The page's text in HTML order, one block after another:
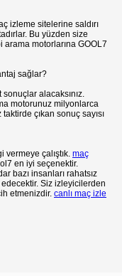
izleme sitelerine saldırı
Bu yüzden size
arama motorlarına GOOL7
sağlar?
alacaksınız.
motorunuz milyonlarca
çıkan sonuç sayısı
çalıştık. maç
en iyi seçenektir.
bazı insanları rahatsız
Siz izleyicilerden
etmenizdir. canlı maç izle